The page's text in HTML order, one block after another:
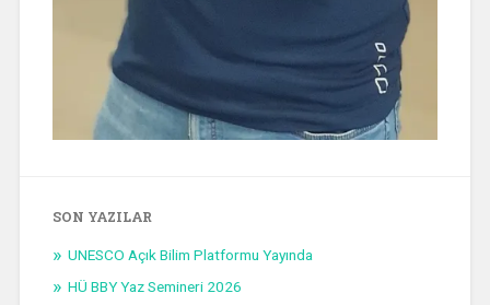
SON YAZILAR
UNESCO Açık Bilim Platformu Yayında
HÜ BBY Yaz Semineri 2026